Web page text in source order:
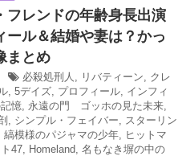
フレンドの年齢身長出演
ール＆結婚や妻は？かっ
まとめ
必殺処刑人 リバティーン
クレ
5デイズ プロフィール インフィ
憶 永遠の門 ゴッホの見た未来
シンプル・フェイバー
スターリン
縞模様のパジャマの少年
ヒットマ
47
Homeland 名もなき塀の中の